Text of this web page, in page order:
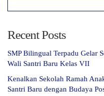
Recent Posts
SMP Bilingual Terpadu Gelar
Wali Santri Baru Kelas VII
Kenalkan Sekolah Ramah
Santri Baru dengan Budaya